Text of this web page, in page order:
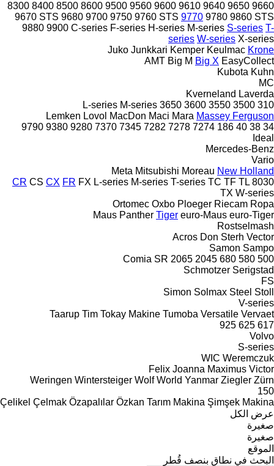
8300 8400 8500 8600 9500 9560 9600 9610 9640 9650 9660
9670 STS 9680 9700 9750 9760 STS 9770 9780 9860 STS
9880 9900 C-series F-series H-series M-series S-series T-
series W-series X-series
Juko Junkkari Kemper Keulmac Krone
AMT Big M Big X EasyCollect
Kubota Kuhn
MC
Kverneland Laverda
310
3500
3550
3600
3650
L-series M-series
Lemken Lovol MacDon Maci Mara Massey Ferguson
34
38
40
186
7274
7278
7282
7345
7370
9280
9380
9790
Ideal
Mercedes-Benz
Vario
Meta Mitsubishi Moreau New Holland
8030
CR CS CX FR FX L-series M-series T-series TC TF TL
TX W-series
Ortomec Oxbo Ploeger Riecam Ropa
Maus Panther Tiger euro-Maus euro-Tiger
Rostselmash
Acros Don Sterh Vector
Samon Sampo
500
580
680
2045
2065
Comia SR
Schmotzer Serigstad
FS
Simon Solmax Steel Stoll
V-series
Taarup Tim Tokay Makine Tumoba Versatile Vervaet
617
625
925
Volvo
S-series
WIC Weremczuk
Felix Joanna Maximus Victor
Weringen Wintersteiger Wolf World Yanmar Ziegler Zürn
150
Çelikel Çelmak Özapalılar Özkan Tarım Makina Şimşek Makina
عرض الكل
صغيرة
صغيرة
الموقع
البحث في نطاق بنصف قُطر